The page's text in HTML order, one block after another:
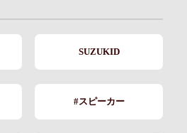
SUZUKID
#スピーカー